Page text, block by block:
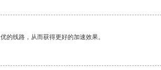
的线路，从而获得更好的加速效果。